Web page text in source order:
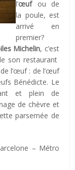
l’œufou de
la poule, est
arrivé en
premier?
Michelin, c’est
son restaurant
l’œuf : de l’œuf
Bénédicte. Le
et plein de
de chèvre et
parsemée de
– Métro